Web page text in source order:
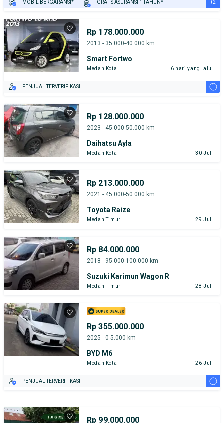
MOBIL BERGARANSI* GRATIS ASURANSI 1 TAHUN* +2
Rp 178.000.000
2013 - 35.000-40.000 km
Smart Fortwo
Medan Kota 6 hari yang lalu
PENJUAL TERVERIFIKASI i
Rp 128.000.000
2023 - 45.000-50.000 km
Daihatsu Ayla
Medan Kota 30 Jul
Rp 213.000.000
2021 - 45.000-50.000 km
Toyota Raize
Medan Timur 29 Jul
Rp 84.000.000
2018 - 95.000-100.000 km
Suzuki Karimun Wagon R
Medan Timur 28 Jul
Rp 355.000.000
2025 - 0-5.000 km
BYD M6
Medan Kota 26 Jul
PENJUAL TERVERIFIKASI i
Rp 99.000.000